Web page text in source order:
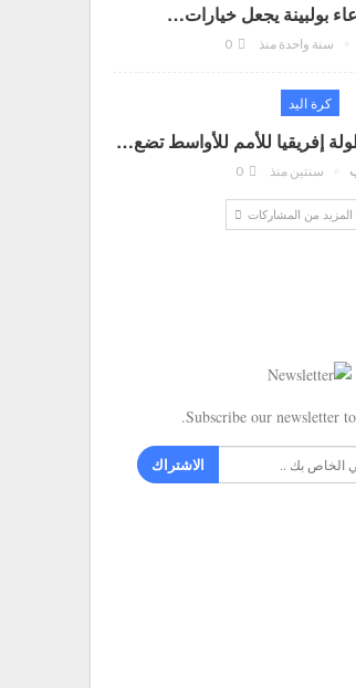
بولبينة يجعل خيارات…
سنة واحدة منذ
كرة اليد
إفريقيا للأمم للأواسط تضع…
سنتين منذ 0
من المشاركات
Subscribe our newsletter
الاشتراك